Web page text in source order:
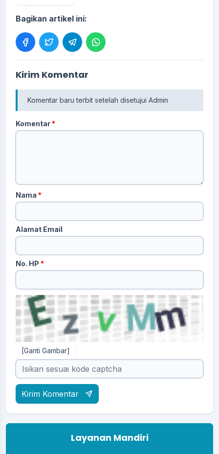
Bagikan artikel ini:
Kirim Komentar
Komentar baru terbit setelah disetujui Admin
Komentar*
Nama *
Alamat Email
No. HP *
[Ganti Gambar]
Kirim Komentar
Layanan Mandiri